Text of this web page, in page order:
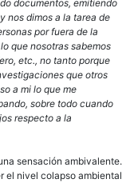
documentos, emitiendo
nos dimos a la tarea de
por fuera de la
que nosotras sabemos
etc., no tanto porque
que otros
a mi lo que me
sobre todo cuando
respecto a la
sensación ambivalente.
el nivel colapso ambiental